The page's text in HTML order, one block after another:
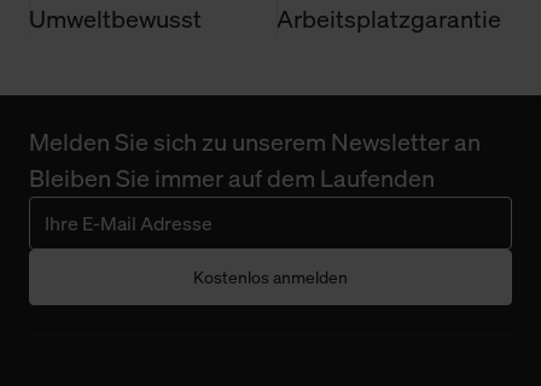
Weitere Informationen über Cookies und Web-
finden Sie in unserer Datenschutzerklärung.
Umweltbewusst Arbeitsplatzgarantie
Melden Sie sich zu unserem Newsletter an
Bleiben Sie immer auf dem Laufenden
Kostenlos anmelden